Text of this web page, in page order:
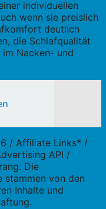
individuellen
wenn sie preislich
deutlich
die Schlafqualität
im Nacken- und
/ Affiliate Links* /
API /
Die
stammen von den
Inhalte und